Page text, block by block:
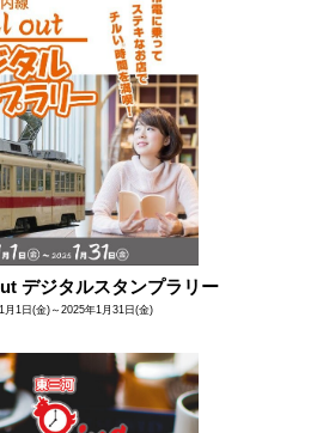
デジタルスタンプラリー
月1日(金)～2025年1月31日(金)